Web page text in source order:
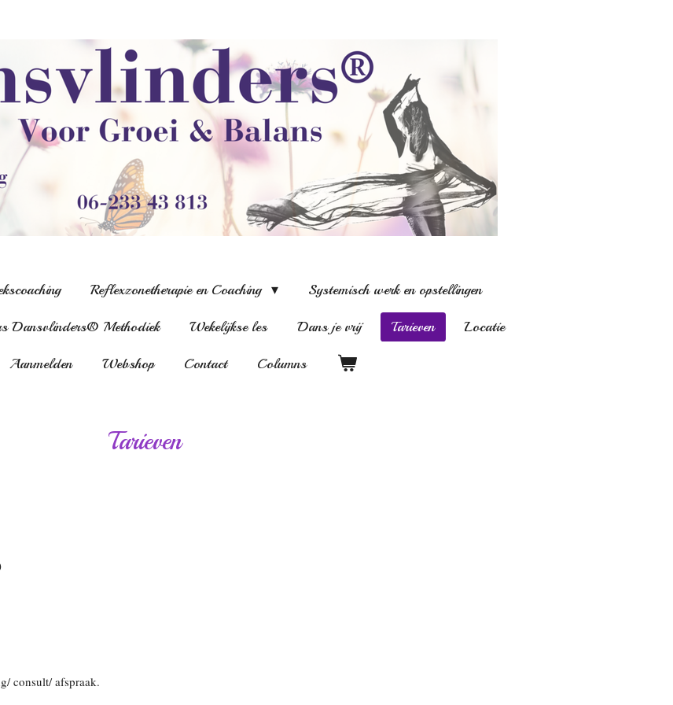
Reflexzonetherapie en Coaching Systemisch werk en opstellingen
Dansvlinders® Methodiek Wekelijkse les Dans je vrij Tarieven Locatie
Aanmelden Webshop Contact Columns
Tarieven
consult/ afspraak.